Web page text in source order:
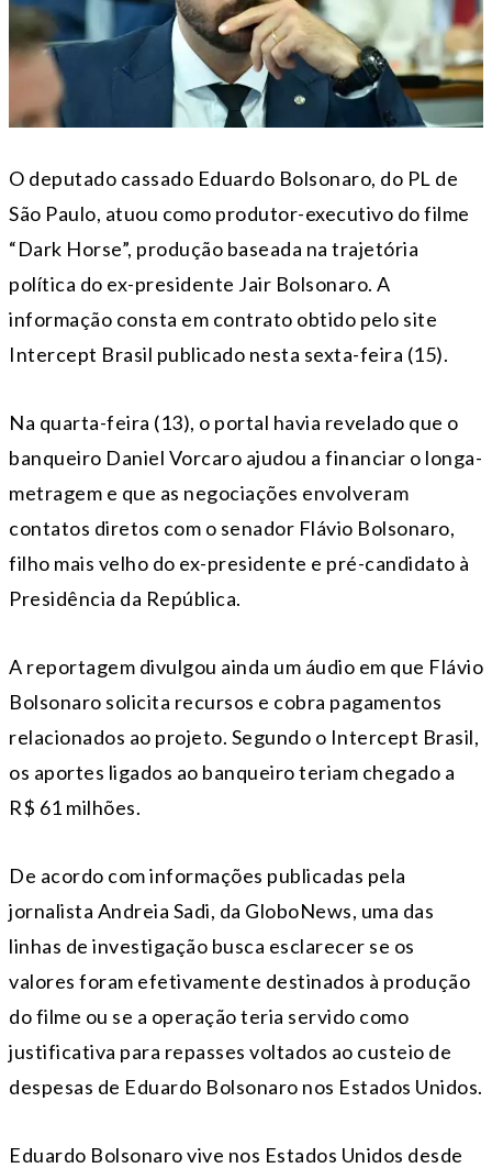
O deputado cassado Eduardo Bolsonaro, do PL de
São Paulo, atuou como produtor-executivo do filme
“Dark Horse”, produção baseada na trajetória
política do ex-presidente Jair Bolsonaro. A
informação consta em contrato obtido pelo site
Intercept Brasil publicado nesta sexta-feira (15).
Na quarta-feira (13), o portal havia revelado que o
banqueiro Daniel Vorcaro ajudou a financiar o longa-
metragem e que as negociações envolveram
contatos diretos com o senador Flávio Bolsonaro,
filho mais velho do ex-presidente e pré-candidato à
Presidência da República.
A reportagem divulgou ainda um áudio em que Flávio
Bolsonaro solicita recursos e cobra pagamentos
relacionados ao projeto. Segundo o Intercept Brasil,
os aportes ligados ao banqueiro teriam chegado a
R$ 61 milhões.
De acordo com informações publicadas pela
jornalista Andreia Sadi, da GloboNews, uma das
linhas de investigação busca esclarecer se os
valores foram efetivamente destinados à produção
do filme ou se a operação teria servido como
justificativa para repasses voltados ao custeio de
despesas de Eduardo Bolsonaro nos Estados Unidos.
Eduardo Bolsonaro vive nos Estados Unidos desde